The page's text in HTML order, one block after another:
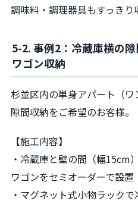
調味料・調理器具もすっきり
5-2. 事例2：冷蔵庫横の
ワゴン収納
杉並区内の単身アパート（
隙間収納をご希望のお客様。
【施工内容】
・冷蔵庫と壁の間（幅15cm
ワゴンをセミオーダーで設置
・マグネット式小物ラック